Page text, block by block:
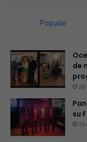
Popular
de
29
su
21